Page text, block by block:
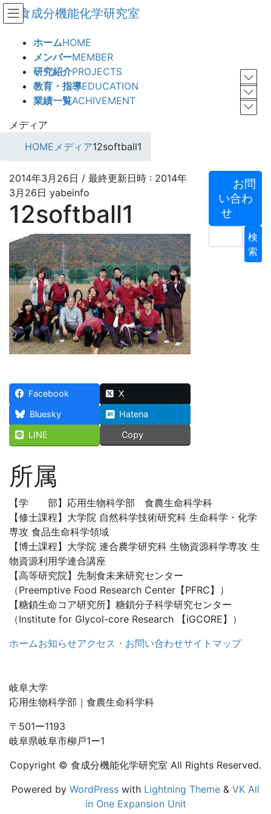
コ
ン
ナ
ビ
ホームHOME
メンバーMEMBER
研究紹介PROJECTS
教育・指導EDUCATION
業績一覧ACHIVEMENT
メディア
HOME メディア12softball1
2014年3月26日 / 最終更新日時 : 2014年
3月26日 yabeinfo
12softball1
Facebook
X
Bluesky
Hatena
LINE
Copy
お問
い合わ
せ
索:
所属
【学 部】応用生物科学部 食農生命科学科
【修士課程】大学院 自然科学技術研究科 生命科学・化学
専攻 食品生命科学領域
【博士課程】大学院 連合農学研究科 生物資源科学専攻 生
物資源利用学連合講座
【高等研究院】先制食未来研究センター
（Preemptive Food Research Center【PFRC】）
【糖鎖生命コア研究所】糖鎖分子科学研究センター
（Institute for Glycol-core Research 【iGCORE】）
ホームお知らせアクセス・お問い合わせサイトマップ
岐阜大学
応用生物科学部｜食農生命科学科
〒501ー1193
岐阜県岐阜市柳戸1ー1
Copyright © 食成分機能化学研究室 All Rights Reserved.
Powered by WordPress with Lightning Theme & VK All
in One Expansion Unit